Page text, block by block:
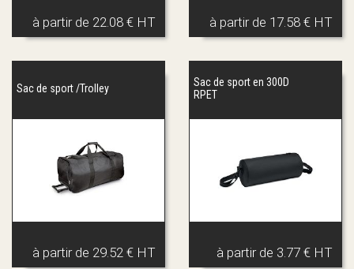
à partir de 22.08 € HT à partir de 17.58 € HT
Sac de sport /Trolley
à partir de 29.52 € HT
Sac de sport en 300D
RPET
à partir de 3.77 € HT